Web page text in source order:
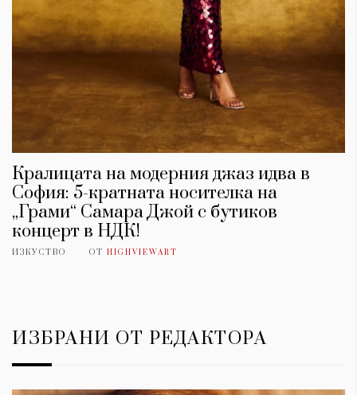
Кралицата на модерния джаз идва в
София: 5-кратната носителка на
„Грами“ Самара Джой с бутиков
концерт в НДК!
ИЗКУСТВО ОТ HIGHVIEWART
ИЗБРАНИ ОТ РЕДАКТОРА